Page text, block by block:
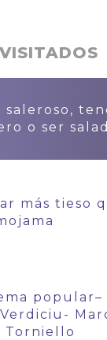
saleroso,
o ser
más tieso
popular–
Torniello